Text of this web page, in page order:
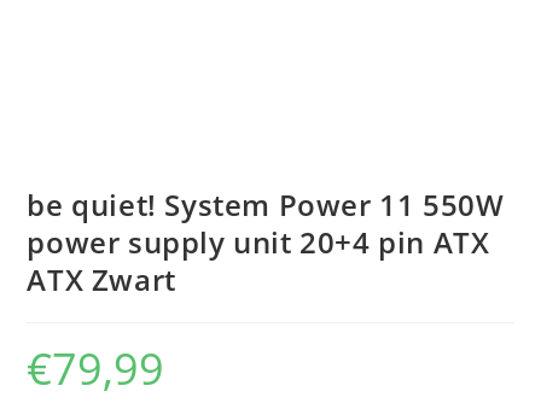
be quiet! System Power 11 550W
power supply unit 20+4 pin ATX
ATX Zwart
€79,99